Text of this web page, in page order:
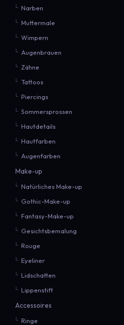
Narben
Muttermale
Wimpern
Augenbrauen
Zähne
Tattoos
Piercings
Sommersprossen
Hautdetails
Hautfarben
Augenfarben
Make-up
Natürliches Make-up
Gothic-Make-up
Fantasy-Make-up
Gesichtsbemalung
Rouge
Eyeliner
Lidschatten
Lippenstift
Accessoires
Ringe